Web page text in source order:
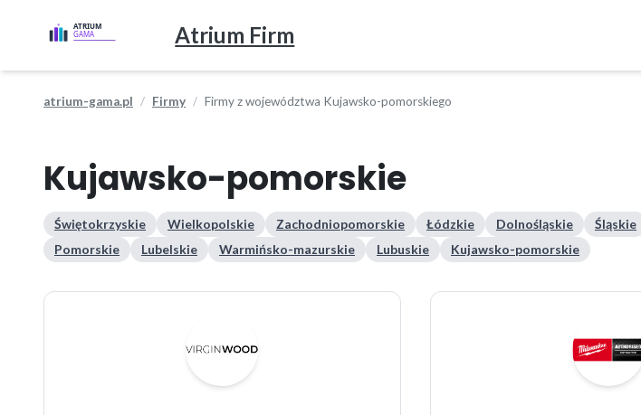
Atrium Firm
atrium-gama.pl Firmy Firmy z województwa Kujawsko-pomorskiego
Kujawsko-pomorskie
Świętokrzyskie Wielkopolskie Zachodniopomorskie Łódzkie Dolnośląskie Śląskie
Pomorskie
Lubelskie Warmińsko-mazurskie Lubuskie Kujawsko-pomorskie